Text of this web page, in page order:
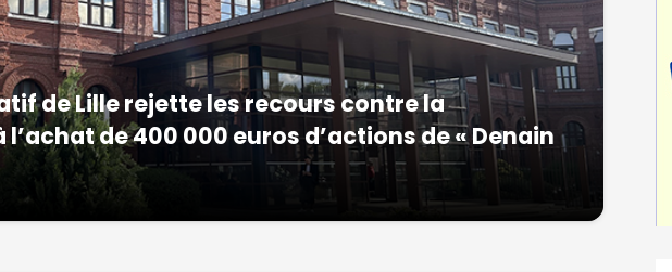
de Lille rejette les recours contre la
de 400 000 euros d’actions de « Denain